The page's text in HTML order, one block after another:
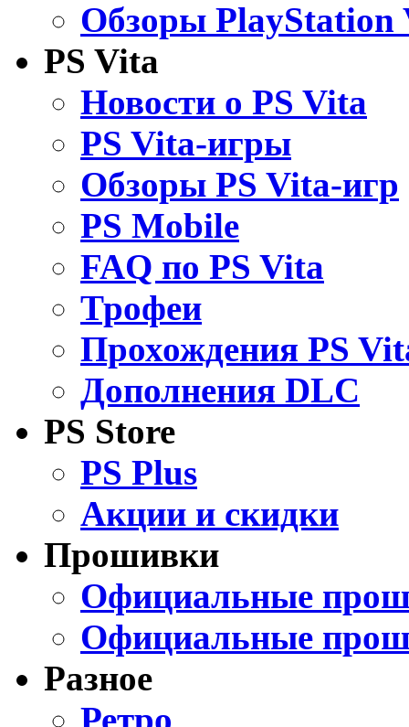
Обзоры PlayStation
PS Vita
Новости о PS Vita
PS Vita-игры
Обзоры PS Vita-игр
PS Mobile
FAQ по PS Vita
Трофеи
Прохождения PS
Дополнения DLC
PS Store
PS Plus
Акции и скидки
Прошивки
Официальные
Официальные
Разное